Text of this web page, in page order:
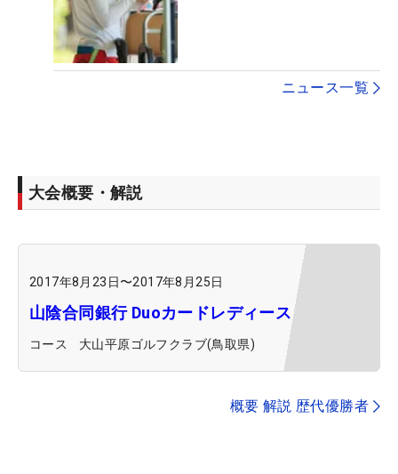
ニュース一覧
大会概要・解説
2017年8月23日〜2017年8月25日
山陰合同銀行 Duoカードレディース
コース 大山平原ゴルフクラブ(鳥取県)
概要 解説 歴代優勝者